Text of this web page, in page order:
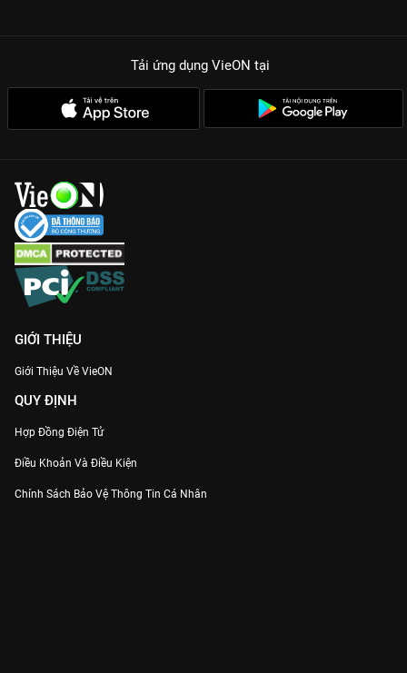
Tải ứng dụng VieON tại
GIỚI THIỆU
Giới Thiệu Về VieON
QUY ĐỊNH
Hợp Đồng Điện Tử
Điều Khoản Và Điều Kiện
Chính Sách Bảo Vệ Thông Tin Cá Nhân